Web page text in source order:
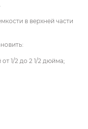
в верхней части
1/2 до 2 1/2 дюйма;
просим